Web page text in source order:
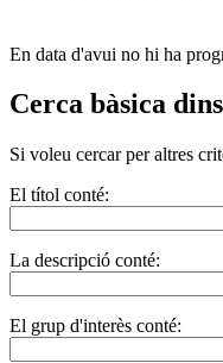
En data d'avui no hi ha
Cerca bàsica
Si voleu cercar per altres
El títol conté:
La descripció conté:
El grup d'interès conté: